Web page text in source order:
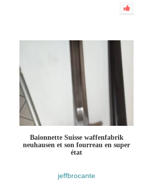
Baionnette Suisse waffenfabrik
neuhausen et son fourreau en super
état
jeffbrocante